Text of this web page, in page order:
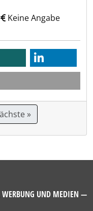
Keine Angabe
»
WERBUNG UND MEDIEN —